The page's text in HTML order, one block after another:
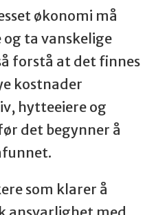
økonomi må
ta vanskelige
forstå at det finnes
kostnader
hytteeiere og
det begynner å
som klarer å